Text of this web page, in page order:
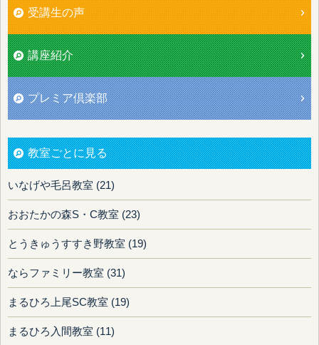
受講生の声
講座紹介
プレミア倶楽部
教室ごとに見る
いなげや毛呂教室 (21)
おおたかの森S・C教室 (23)
とうきゅうすすき野教室 (19)
ならファミリー教室 (31)
まるひろ上尾SC教室 (19)
まるひろ入間教室 (11)